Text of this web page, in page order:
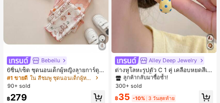
Bebeilu
6ชิ้น/เซ็ต ชุดนอนเด็กผู้หญิงลายการ์ตูน
หมีและดอกไม้ คอกลม แขนสั้น กางเกง
ขาสั้น ขอบระบาย สวมใส่สบาย
#1 ขายดี
ใน สีชมพู ชุดนอนเด็กผู้หญิง
90+ sold
฿279
Alley Deep Jewelry
ต่างหูโลหะรูปตัว C 1 คู่ เคลือบหยดสีเห
ลือง ลายจุดสีน้ำเงิน สไตล์ยุโรปและอเม
ริกัน แฟชั่นส่วนตัว หวานและสง่างาม
สำหรับผู้หญิงและเด็กหญิง สำหรับการเ
ดินทาง งานแต่งงาน ปาร์ตี้ วันเกิด ของ
ใน โบโฮ ต่างหูผู้หญิง
ลูกค้ากลับมาซื้อซ้ำ!
เกือบหมดแล้ว!
#1 ขายดี ใน โบโฮ ต่างหูผู้หญิง
ลูกค้ากลับมาซื้อซ้ำ!
เกือบหมดแล้ว!
#1 ขายดี ใน โบโฮ ต่างหูผู้หญิง
ลูกค้ากลับมาซื้อซ้ำ!
เกือบหมดแล้ว!
#1 ขายดี ใน โบโฮ ต่างหูผู้หญิง
ลูกค้ากลับมาซื้อซ้ำ!
เกือบหมดแล้ว!
300+ sold
฿35 -10% 3 วันสุดท้าย